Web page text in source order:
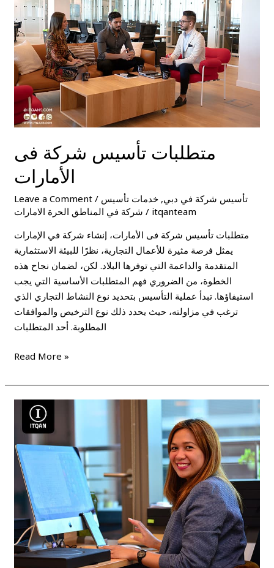
متطلبات تأسيس شركة فى
الأمارات
Leave a Comment / تأسيس شركة في دبي, خدمات تأسيس
شركة في المناطق الحرة الامارات / itqanteam
متطلبات تأسيس شركة فى الأمارات، إنشاء شركة في الإمارات
يمثل فرصة مثيرة للأعمال التجارية، نظرًا للبيئة الاستثمارية
المتقدمة والداعمة التي توفرها البلاد. لكن، لضمان نجاح هذه
الخطوة، من الضروري فهم المتطلبات الأساسية التي يجب
استيفاؤها. تبدأ عملية التأسيس بتحديد نوع النشاط التجاري الذي
ترغب في مزاولته، حيث يحدد ذلك نوع الترخيص والموافقات
المطلوبة. أحد المتطلبات
فى
الأمارات
Read More »
مراحل
تأسيس
شركة
فى
دبى